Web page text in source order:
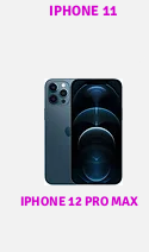
IPHONE 11
IPHONE 12 PRO MAX